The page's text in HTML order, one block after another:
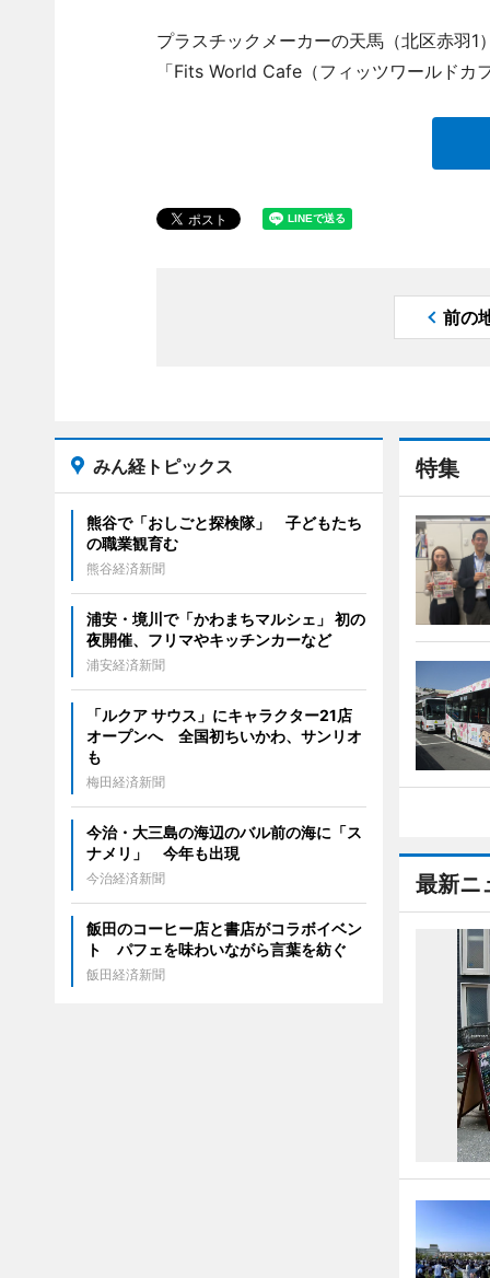
プラスチックメーカーの天馬（北区赤羽
「Fits World Cafe（フィッツワールドカ
前の
特集
最新ニ
みん経トピックス
熊谷で「おしごと探検隊」 子どもたち
の職業観育む
熊谷経済新聞
浦安・境川で「かわまちマルシェ」 初の
夜開催、フリマやキッチンカーなど
浦安経済新聞
「ルクア サウス」にキャラクター21店
オープンへ 全国初ちいかわ、サンリオ
も
梅田経済新聞
今治・大三島の海辺のバル前の海に「ス
ナメリ」 今年も出現
今治経済新聞
飯田のコーヒー店と書店がコラボイベン
ト パフェを味わいながら言葉を紡ぐ
飯田経済新聞